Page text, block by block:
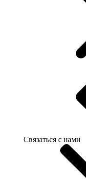
Связаться с нами